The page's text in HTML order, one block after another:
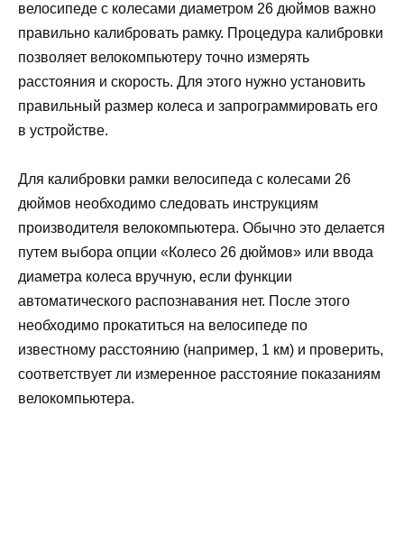
велосипеде с колесами диаметром 26 дюймов важно
правильно калибровать рамку. Процедура калибровки
позволяет велокомпьютеру точно измерять
расстояния и скорость. Для этого нужно установить
правильный размер колеса и запрограммировать его
в устройстве.
Для калибровки рамки велосипеда с колесами 26
дюймов необходимо следовать инструкциям
производителя велокомпьютера. Обычно это делается
путем выбора опции «Колесо 26 дюймов» или ввода
диаметра колеса вручную, если функции
автоматического распознавания нет. После этого
необходимо прокатиться на велосипеде по
известному расстоянию (например, 1 км) и проверить,
соответствует ли измеренное расстояние показаниям
велокомпьютера.